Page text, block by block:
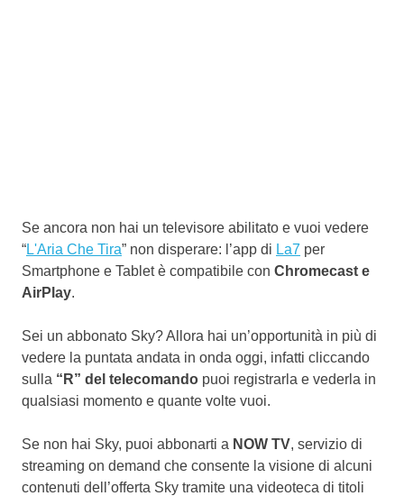
Se ancora non hai un televisore abilitato e vuoi vedere
“L'Aria Che Tira” non disperare: l’app di La7 per
Smartphone e Tablet è compatibile con Chromecast e
AirPlay.
Sei un abbonato Sky? Allora hai un’opportunità in più di
vedere la puntata andata in onda oggi, infatti cliccando
sulla “R” del telecomando puoi registrarla e vederla in
qualsiasi momento e quante volte vuoi.
Se non hai Sky, puoi abbonarti a NOW TV, servizio di
streaming on demand che consente la visione di alcuni
contenuti dell’offerta Sky tramite una videoteca di titoli